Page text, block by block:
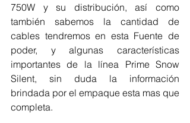
750W y su distribución, así como
también sabemos la cantidad de
cables tendremos en esta Fuente de
poder, y algunas características
importantes de la línea Prime Snow
Silent, sin duda la información
brindada por el empaque esta mas que
completa.